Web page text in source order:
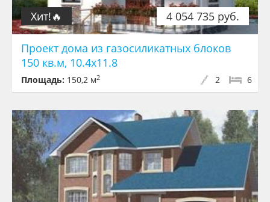
4 054 735 руб.
Хит!🔥
Проект дома из газосиликатных блоков
150 кв.м, 10.4x11.8
Площадь: 150,2 м2 6
2